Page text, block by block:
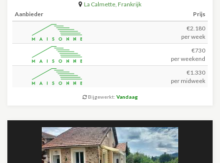
La Calmette, Frankrijk
Aanbieder
Prijs
€2.180
per week
€730
per weekend
€1.330
per midweek
Bijgewerkt: Vandaag